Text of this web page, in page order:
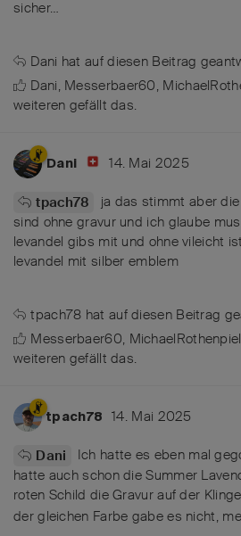
sicher…
Dani hat auf diesen Beitrag
Dani, Messerbaer60,
weiteren gefällt das.
Dani 14. Mai 2025
tpach78
ja das stimmt aber
sind ohne gravur und ich glaube
levandel gibs mit und ohne vileicht
levandel mit silber emblem
tpach78 hat auf diesen Beitrag
Messerbaer60,
weiteren gefällt das.
tpach78 14. Mai 2025
Dani
Ich hatte es eben mal
hatte auch schon die Summer
roten Schild die Gravur auf der
der gleichen Farbe gabe es nicht,